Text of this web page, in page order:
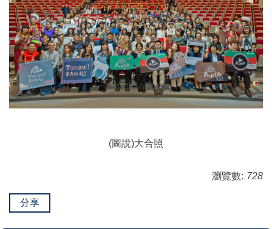
(圖說)大合照
瀏覽數: 728
分享